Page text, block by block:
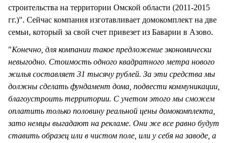
строительства на территории Омской области (2011-2015
гг.)". Сейчас компания изготавливает домокомплект на две
семьи, который за свой счет привезет из Баварии в Азово.
"Конечно, для компании такое предложение экономически
невыгодно. Стоимость одного квадратного метра нового
жилья составляет 31 тысячу рублей. За эти средства мы
должны сделать фундамент дома, подвести коммуникации,
благоустроить территории. С учетом этого мы сможем
оплатить только половину реальной цены домокомплекта,
зато немцы выгадают на рекламе. Они же все равно будут
ставить образец или в чистом поле, или у себя на заводе, а